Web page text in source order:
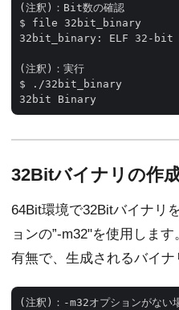
(注釈)：Bit数の確認
$ file 32bit_binary
32bit_binary: ELF 32-bit
(注釈)：実行
$ ./32bit_binary
32Bitバイナリの作
64Bit環境で32Bitバイナリ
ョンの”-m32"を使用しま
有無で、生成されるバイナ
(注釈)：-m32オプションがない